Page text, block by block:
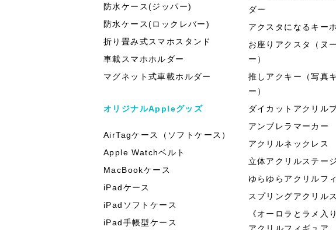
防水ケース(ジッパー)
防水ケース(ロックレバー)
折り畳み式スマホスタンド
車載スマホホルダー
マグネット式車載ホルダー
オリジナルAppleグッズ
AirTagケース（ソフトケース）
Apple Watchベルト
MacBookケース
iPadケース
iPadソフトケース
iPad手帳型ケース
ダー
アクスタになるキー
お座りアクスタ（ヌ
ー）
推しアクキー（写真
ー）
ダイカットアクリル
アンブレラマーカー
アクリルネックレス
立体アクリルステージ
ゆらゆらアクリルフ
スプリングアクリル
《オーロラとラメ入
アクリルフィギュア